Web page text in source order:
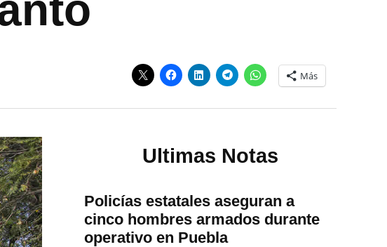
Más
Ultimas Notas
Policías estatales aseguran a
cinco hombres armados durante
operativo en Puebla